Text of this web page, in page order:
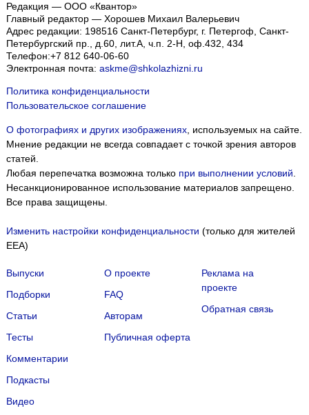
Редакция — ООО «Квантор»
Главный редактор — Хорошев Михаил Валерьевич
Адрес редакции: 198516 Санкт-Петербург, г. Петергоф, Санкт-
Петербургский пр., д.60, лит.А, ч.п. 2-Н, оф.432, 434
Телефон:+7 812 640-06-60
Электронная почта: askme@shkolazhizni.ru
Политика конфиденциальности
Пользовательское соглашение
О фотографиях и других изображениях, используемых на сайте.
Мнение редакции не всегда совпадает с точкой зрения авторов
статей.
Любая перепечатка возможна только при выполнении условий.
Несанкционированное использование материалов запрещено.
Все права защищены.
Изменить настройки конфиденциальности (только для жителей
EEA)
Выпуски
Подборки
Статьи
Тесты
Комментарии
Подкасты
Видео
О проекте
FAQ
Авторам
Публичная оферта
Реклама на
проекте
Обратная связь